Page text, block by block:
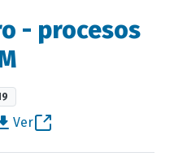
- procesos
Ver